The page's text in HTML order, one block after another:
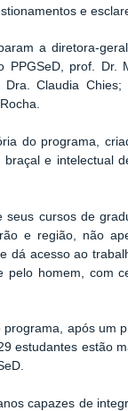
e
a diretora-
PPGSeD, prof.
Claudia
do programa,
e intelectual
cursos de
e região, não
dá acesso ao
homem, com
programa, após um
estudantes estão
.
capazes de